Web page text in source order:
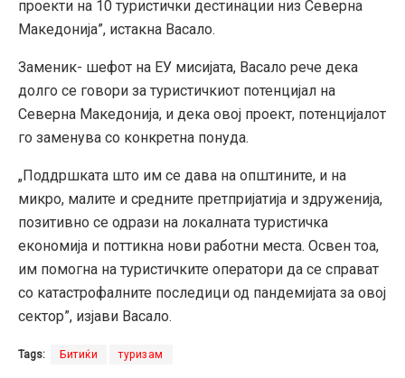
проекти на 10 туристички дестинации низ Северна
Македонија”, истакна Васало.
Заменик- шефот на ЕУ мисијата, Васало рече дека
долго се говори за туристичкиот потенцијал на
Северна Македонија, и дека овој проект, потенцијалот
го заменува со конкретна понуда.
„Поддршката што им се дава на општините, и на
микро, малите и средните претпријатија и здруженија,
позитивно се одрази на локалната туристичка
економија и поттикна нови работни места. Освен тоа,
им помогна на туристичките оператори да се справат
со катастрофалните последици од пандемијата за овој
сектор”, изјави Васало.
Tags: Битиќи туризам